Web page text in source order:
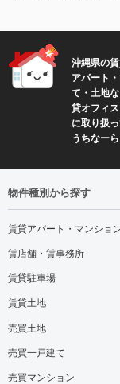
沖縄県の
アパート
て・土地
貸オフィ
に取り扱
うちなー
物件種別から探す
賃貸アパート・マンショ
賃店舗・賃事務所
賃貸駐車場
賃貸土地
売買土地
売買一戸建て
売買マンション